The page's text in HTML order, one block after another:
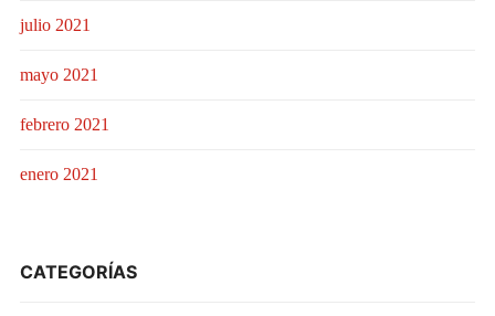
julio 2021
mayo 2021
febrero 2021
enero 2021
CATEGORÍAS